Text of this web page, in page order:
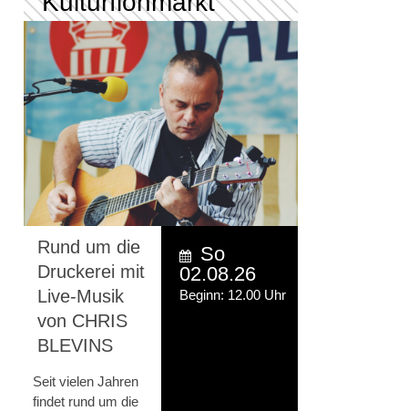
Rund um die
Druckerei mit
Live-Musik
von CHRIS
BLEVINS
Seit vielen Jahren
findet rund um die
So
02.08.26
Beginn: 12.00 Uhr